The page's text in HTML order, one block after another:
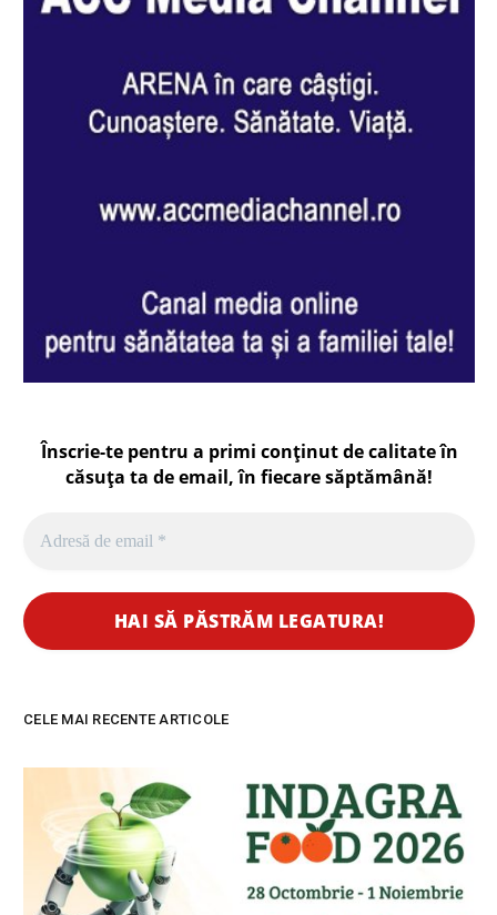
Înscrie-te pentru a primi conținut de calitate în
căsuța ta de email, în fiecaresăptămână!
CELE MAI RECENTE ARTICOLE